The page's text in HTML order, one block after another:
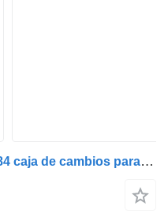
Renault A LAS 2412 D 3190584 caja de cambios para Renault Premium 380 DXI camión